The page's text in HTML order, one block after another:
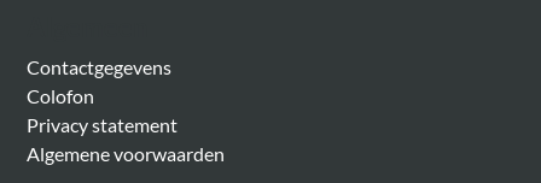
Contactgegevens
Colofon
Privacy statement
Algemene voorwaarden